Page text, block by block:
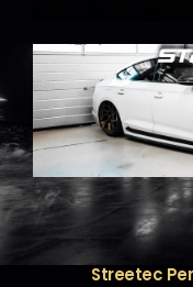
Streetec